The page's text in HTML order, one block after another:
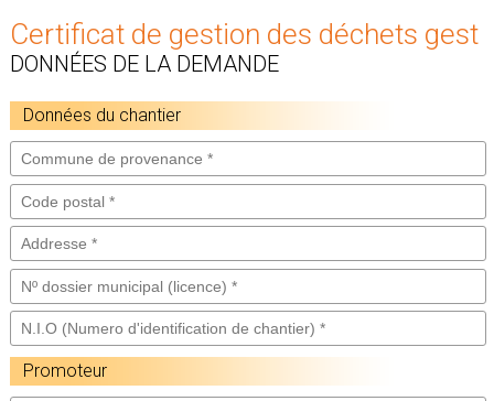
Certificat de gestion des déchets gest
DONNÉES DE LA DEMANDE
Données du chantier
Promoteur